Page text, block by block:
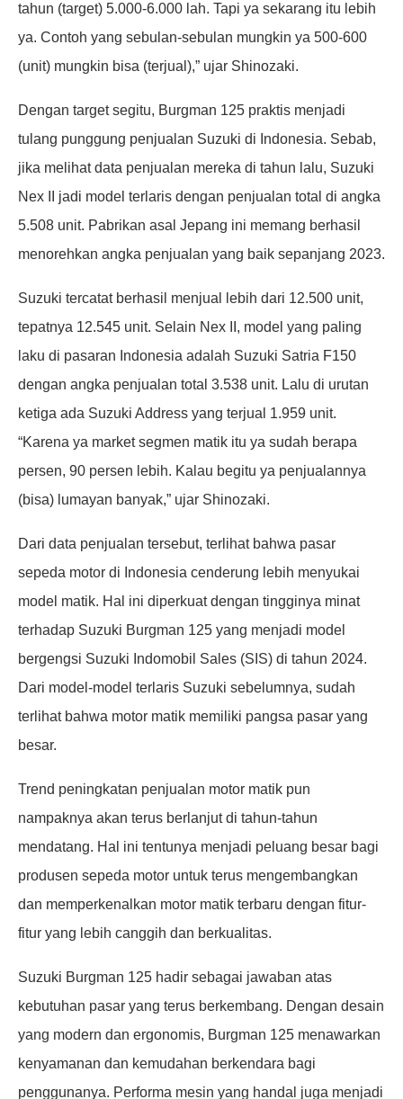
tahun (target) 5.000-6.000 lah. Tapi ya sekarang itu lebih
ya. Contoh yang sebulan-sebulan mungkin ya 500-600
(unit) mungkin bisa (terjual),” ujar Shinozaki.
Dengan target segitu, Burgman 125 praktis menjadi
tulang punggung penjualan Suzuki di Indonesia. Sebab,
jika melihat data penjualan mereka di tahun lalu, Suzuki
Nex II jadi model terlaris dengan penjualan total di angka
5.508 unit. Pabrikan asal Jepang ini memang berhasil
menorehkan angka penjualan yang baik sepanjang 2023.
Suzuki tercatat berhasil menjual lebih dari 12.500 unit,
tepatnya 12.545 unit. Selain Nex II, model yang paling
laku di pasaran Indonesia adalah Suzuki Satria F150
dengan angka penjualan total 3.538 unit. Lalu di urutan
ketiga ada Suzuki Address yang terjual 1.959 unit.
“Karena ya market segmen matik itu ya sudah berapa
persen, 90 persen lebih. Kalau begitu ya penjualannya
(bisa) lumayan banyak,” ujar Shinozaki.
Dari data penjualan tersebut, terlihat bahwa pasar
sepeda motor di Indonesia cenderung lebih menyukai
model matik. Hal ini diperkuat dengan tingginya minat
terhadap Suzuki Burgman 125 yang menjadi model
bergengsi Suzuki Indomobil Sales (SIS) di tahun 2024.
Dari model-model terlaris Suzuki sebelumnya, sudah
terlihat bahwa motor matik memiliki pangsa pasar yang
besar.
Trend peningkatan penjualan motor matik pun
nampaknya akan terus berlanjut di tahun-tahun
mendatang. Hal ini tentunya menjadi peluang besar bagi
produsen sepeda motor untuk terus mengembangkan
dan memperkenalkan motor matik terbaru dengan fitur-
fitur yang lebih canggih dan berkualitas.
Suzuki Burgman 125 hadir sebagai jawaban atas
kebutuhan pasar yang terus berkembang. Dengan desain
yang modern dan ergonomis, Burgman 125 menawarkan
kenyamanan dan kemudahan berkendara bagi
penggunanya. Performa mesin yang handal juga menjadi